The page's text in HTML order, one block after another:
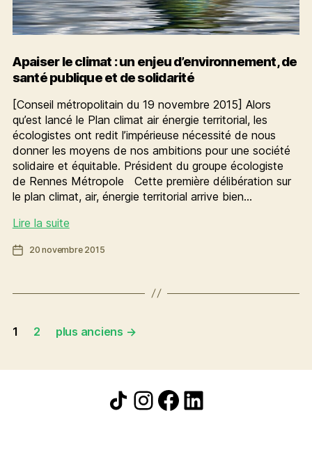
Apaiser le climat : un enjeu d’environnement, de
santé publique et de solidarité
[Conseil métropolitain du 19 novembre 2015] Alors
qu’est lancé le Plan climat air énergie territorial, les
écologistes ont redit l’impérieuse nécessité de nous
donner les moyens de nos ambitions pour une société
solidaire et équitable. Président du groupe écologiste
de Rennes Métropole Cette première délibération sur
le plan climat, air, énergie territorial arrive bien…
Lire la suiteApaiser
climat
enjeu
de
solidarité
Date20 novembre 2015
Pagination
publications
1 2 plus anciens →
Icône de partage
Instagram
Facebook
LinkedIn